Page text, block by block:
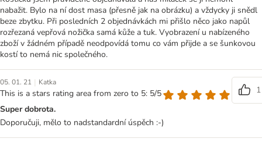
nabažit. Bylo na ní dost masa (přesně jak na obrázku) a vždycky ji snědl
beze zbytku. Při posledních 2 objednávkách mi přišlo něco jako napůl
rozřezaná vepřová nožička samá kůže a tuk. Vyobrazení u nabízeného
zboží v žádném případě neodpovídá tomu co vám přijde a se šunkovou
kostí to nemá nic společného.
05. 01. 21 | Katka
This is a stars rating area from zero to 5: 5/5
1
Super dobrota.
Doporučuji, mělo to nadstandardní úspěch :-)